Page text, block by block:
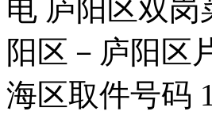
电 庐阳区双
阳区－庐阳区
海区取件号码